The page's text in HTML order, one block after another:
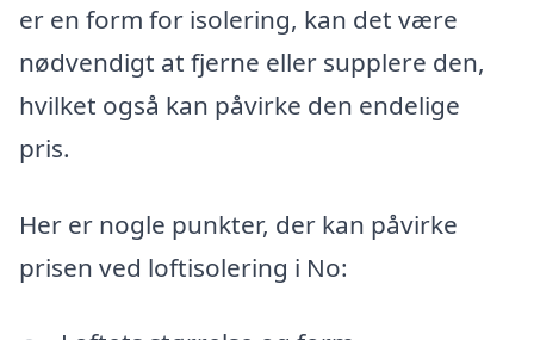
er en form for isolering, kan det være
nødvendigt at fjerne eller supplere den,
hvilket også kan påvirke den endelige
pris.
Her er nogle punkter, der kan påvirke
prisen ved loftisolering i No: